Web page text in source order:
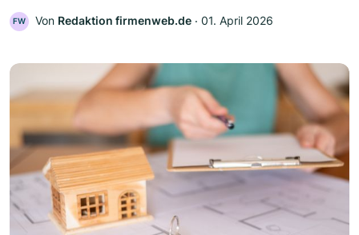
FW Von Redaktion firmenweb.de ‧ 01. April 2026